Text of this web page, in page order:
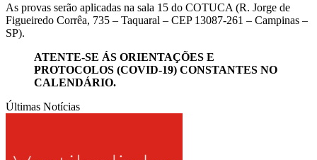
As provas serão aplicadas na sala 15 do COTUCA (R. Jorge de
Figueiredo Corrêa, 735 – Taquaral – CEP 13087-261 – Campinas –
SP).
ATENTE-SE ÁS ORIENTAÇÕES E
PROTOCOLOS (COVID-19) CONSTANTES NO
CALENDÁRIO.
Últimas Notícias